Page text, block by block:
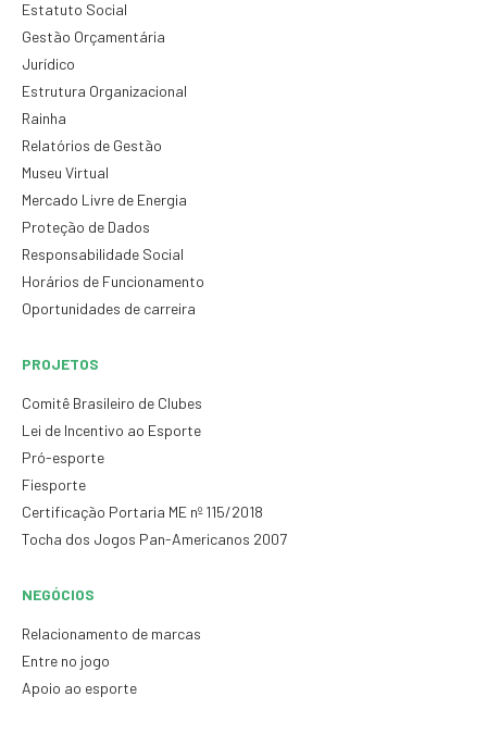
Estatuto Social
Gestão Orçamentária
Jurídico
Estrutura Organizacional
Rainha
Relatórios de Gestão
Museu Virtual
Mercado Livre de Energia
Proteção de Dados
Responsabilidade Social
Horários de Funcionamento
Oportunidades de carreira
PROJETOS
Comitê Brasileiro de Clubes
Lei de Incentivo ao Esporte
Pró-esporte
Fiesporte
Certificação Portaria ME nº 115/2018
Tocha dos Jogos Pan-Americanos 2007
NEGÓCIOS
Relacionamento de marcas
Entre no jogo
Apoio ao esporte